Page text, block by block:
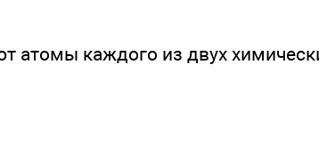
атомы каждого из двух